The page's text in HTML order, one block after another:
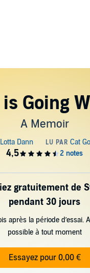
Going
A Memoir
gratuitement de
pendant 30 jours
après la période d’essai.
possible à tout moment
Essayez pour 0,00 €